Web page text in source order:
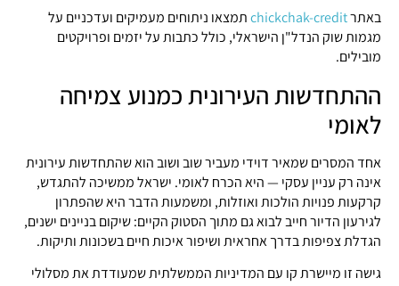
באתרchickchak-creditתמצאו ניתוחים מעמיקים ועדכניים על
מגמות שוק הנדל"ן הישראלי, כולל כתבות על יזמים ופרויקטים
מובילים.
ההתחדשות העירונית כמנוע צמיחה
לאומי
אחד המסרים שמאיר דוידי מעביר שוב ושוב הוא שהתחדשות עירונית
אינה רק עניין עסקי — היא הכרח לאומי. ישראל ממשיכה להתגדש,
קרקעות פנויות הולכות ואוזלות, ומשמעות הדבר היא שהפתרון
לגירעון הדיור חייב לבוא גם מתוך הסטוק הקיים: שיקום בניינים ישנים,
הגדלת צפיפות בדרך אחראית ושיפור איכות חיים בשכונות ותיקות.
גישה זו מיישרת קו עם המדיניות הממשלתית שמעודדת את מסלולי